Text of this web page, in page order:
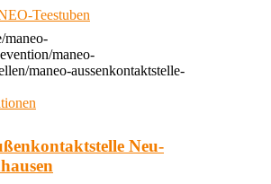
Teestuben
maneo-
maneo-
maneo-aussenkontaktstelle-
Neu-